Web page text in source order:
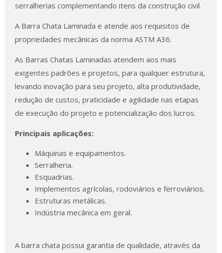
serralherias complementando itens da construção civil.
A Barra Chata Laminada e atende aos requisitos de
propriedades mecânicas da norma ASTM A36.
As Barras Chatas Laminadas atendem aos mais
exigentes padrões e projetos, para qualquer estrutura,
levando inovação para seu projeto, alta produtividade,
redução de custos, praticidade e agilidade nas etapas
de execução do projeto e potencialização dos lucros.
Principais aplicações:
Máquinas e equipamentos.
Serralheria.
Esquadrias.
Implementos agrícolas, rodoviários e ferroviários.
Estruturas metálicas.
Indústria mecânica em geral.
A barra chata possui garantia de qualidade, através da